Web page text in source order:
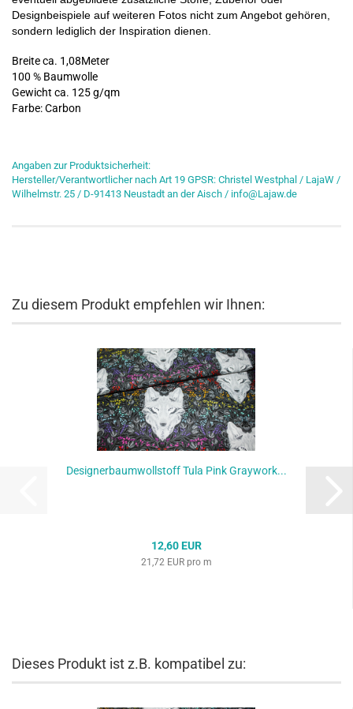
Designbeispiele auf weiteren Fotos nicht zum Angebot gehören,
sondern lediglich der Inspiration dienen.
Breite ca. 1,08Meter
100 % Baumwolle
Gewicht ca. 125 g/qm
Farbe: Carbon
Angaben zur Produktsicherheit:
Hersteller/Verantwortlicher nach Art 19 GPSR: Christel Westphal / LajaW /
Wilhelmstr. 25 / D-91413 Neustadt an der Aisch / info@Lajaw.de
Zu diesem Produkt empfehlen wir Ihnen:
Designerbaumwollstoff Tula Pink Graywork...
12,60 EUR
21,72 EUR pro m
Dieses Produkt ist z.B. kompatibel zu: